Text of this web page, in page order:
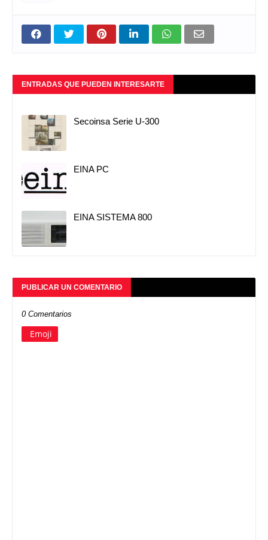
ENTRADAS QUE PUEDEN INTERESARTE
Secoinsa Serie U-300
EINA PC
EINA SISTEMA 800
PUBLICAR UN COMENTARIO
0 Comentarios
Emoji